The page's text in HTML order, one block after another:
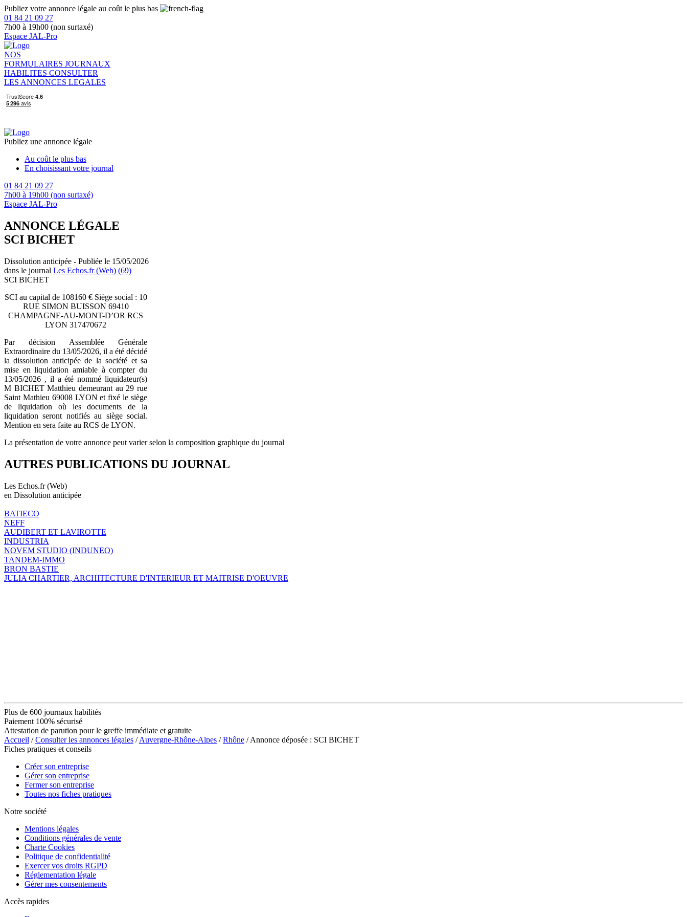
Publiez votre annonce légale au coût le plus bas
01 84 21 09 27
7h00 à 19h00 (non surtaxé)
Espace JAL-Pro
NOS
FORMULAIRES JOURNAUX
HABILITES CONSULTER
LES ANNONCES LEGALES
Publiez une annonce légale
Au coût le plus bas
En choisissant votre journal
01 84 21 09 27
7h00 à 19h00 (non surtaxé)
Espace JAL-Pro
ANNONCE LÉGALE
SCI BICHET
Dissolution anticipée - Publiée le 15/05/2026
dans le journal Les Echos.fr (Web) (69)
SCI BICHET
SCI au capital de 108160 € Siège social : 10
RUE SIMON BUISSON 69410
CHAMPAGNE-AU-MONT-D’OR RCS
LYON 317470672
Par décision Assemblée Générale
Extraordinaire du 13/05/2026, il a été décidé
la dissolution anticipée de la société et sa
mise en liquidation amiable à compter du
13/05/2026 , il a été nommé liquidateur(s)
M BICHET Matthieu demeurant au 29 rue
Saint Mathieu 69008 LYON et fixé le siège
de liquidation où les documents de la
liquidation seront notifiés au siège social.
Mention en sera faite au RCS de LYON.
La présentation de votre annonce peut varier selon la composition graphique du journal
AUTRES PUBLICATIONS DU JOURNAL
Les Echos.fr (Web)
en Dissolution anticipée
BATIECO
NEFF
AUDIBERT ET LAVIROTTE
INDUSTRIA
NOVEM STUDIO (INDUNEO)
TANDEM-IMMO
BRON BASTIE
JULIA CHARTIER, ARCHITECTURE D'INTERIEUR ET MAITRISE D'OEUVRE
Plus de 600 journaux habilités
Paiement 100% sécurisé
Attestation de parution pour le greffe immédiate et gratuite
Accueil /Consulter les annonces légales /Auvergne-Rhône-Alpes /Rhône / Annonce déposée : SCI BICHET
Fiches pratiques et conseils
Créer son entreprise
Gérer son entreprise
Fermer son entreprise
Toutes nos fiches pratiques
Notre société
Mentions légales
Conditions générales de vente
Charte Cookies
Politique de confidentialité
Exercer vos droits RGPD
Réglementation légale
Gérer mes consentements
Accès rapides